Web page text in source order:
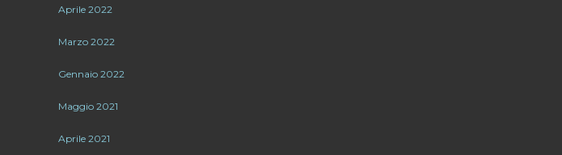
Aprile 2022
Marzo 2022
Gennaio 2022
Maggio 2021
Aprile 2021